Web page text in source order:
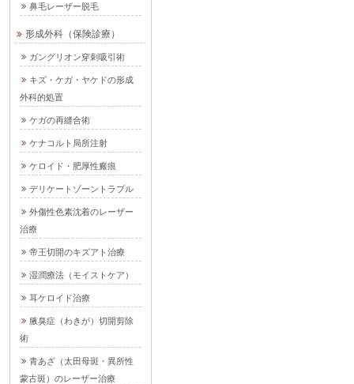
鼻毛レーザー脱毛
形成外科（保険診療）
ガングリオン穿刺吸引術
キズ・ケガ・ヤケドの形成
外科的処置
ケガの再縫合術
ケナコルト局所注射
ケロイド・肥厚性瘢痕
デリケートゾーントラブル
外傷性色素沈着のレーザー
治療
帝王切開のキズアト治療
湿潤療法（モイストケア）
耳ケロイド治療
腋臭症（わきが）切開剪除
術
青あざ（太田母斑・異所性
蒙古斑）のレーザー治療